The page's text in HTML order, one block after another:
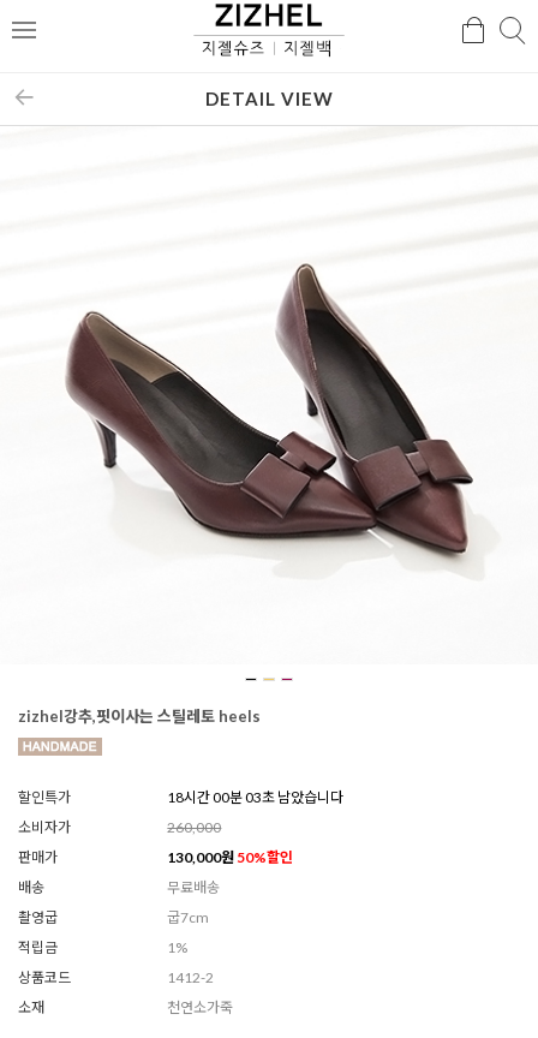
메
검
DETAIL VIEW
zizhel강추,핏이사는 스틸레토 heels
할인특가
18시간 00분 01초 남았습니다
소비자가
260,000
판매가
130,000원 50%할인
배송
무료배송
촬영굽
굽7cm
적립금
1%
상품코드
1412-2
소재
천연소가죽